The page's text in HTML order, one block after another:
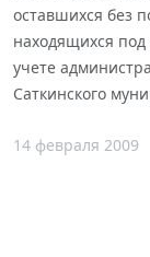
оставшихся без
находящихся
учете
Саткинского
14 февраля 2009